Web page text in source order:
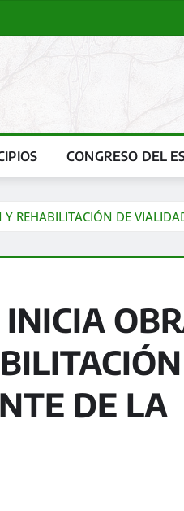
CONGRESO DEL
REHABILITACIÓN DE
DE LA